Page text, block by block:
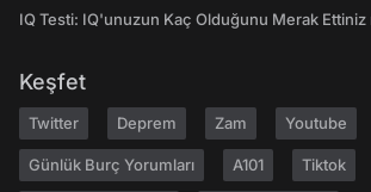
IQ Testi: IQ'unuzun Kaç Olduğunu Merak Ettiniz
Keşfet
Twitter Deprem Zam Youtube
Günlük Burç Yorumları A101 Tiktok